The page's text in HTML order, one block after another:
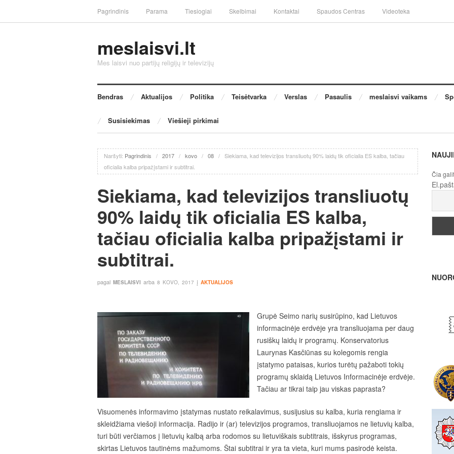
Pagrindinis Parama Tiesiogiai Skelbimai Kontaktai Spaudos Centras Videoteka
meslaisvi.lt
Mes laisvi nuo partijų religijų ir televizijų
Bendras Aktualijos Politika Teisėtvarka Verslas Pasaulis meslaisvi vaikams
Susisiekimas Viešieji pirkimai
Naršyti: Pagrindinis / 2017 / kovo / 08 / Siekiama, kad televizijos transliuotų 90% laidų tik oficialia ES kalba, tačiau
oficialia kalba pripažįstami ir subtitrai.
Siekiama, kad televizijos transliuotų
90% laidų tik oficialia ES kalba,
tačiau oficialia kalba pripažįstami ir
subtitrai.
pagal MESLAISVI arba 8 KOVO, 2017 į AKTUALIJOS
Grupė Seimo narių susirūpino, kad Lietuvos
informacinėje erdvėje yra transliuojama per daug
rusiškų laidų ir programų. Konservatorius
Laurynas Kasčiūnas su kolegomis rengia
įstatymo pataisas, kurios turėtų pažaboti tokių
programų sklaidą Lietuvos Informacinėje erdvėje.
Tačiau ar tikrai taip jau viskas paprasta?
Visuomenės informavimo įstatymas nustato reikalavimus, susijusius su kalba, kuria rengiama ir
skleidžiama viešoji informacija. Radijo ir (ar) televizijos programos, transliuojamos ne lietuvių kalba,
turi būti verčiamos į lietuvių kalbą arba rodomos su lietuviškais subtitrais, išskyrus programas,
skirtas Lietuvos tautinėms mažumoms. Štai subtitrai ir yra ta vieta, kuri mums pasirodė keista.
Čia